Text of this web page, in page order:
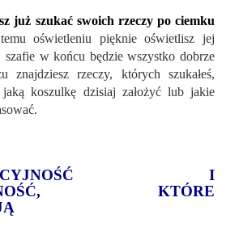
już szukać swoich rzeczy po ciemku
oświetleniu pięknie oświetlisz jej
w końcu będzie wszystko dobrze
znajdziesz rzeczy, których szukałeś,
jaką koszulkę dzisiaj założyć lub jakie
I
KTÓRE